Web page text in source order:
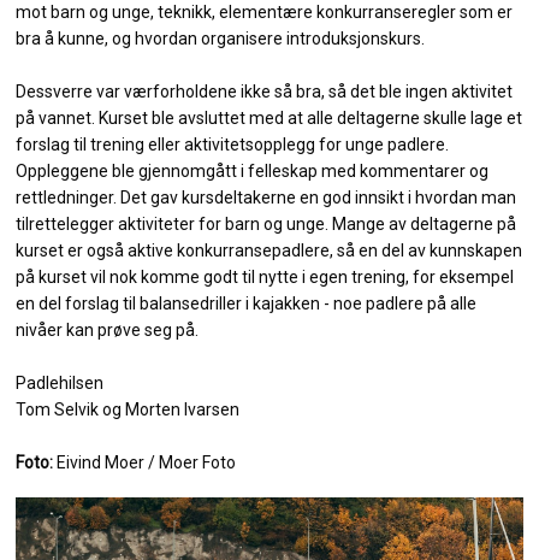
mot barn og unge, teknikk, elementære konkurranseregler som er
bra å kunne, og hvordan organisere introduksjonskurs.
Dessverre var værforholdene ikke så bra, så det ble ingen aktivitet
på vannet. Kurset ble avsluttet med at alle deltagerne skulle lage et
forslag til trening eller aktivitetsopplegg for unge padlere.
Oppleggene ble gjennomgått i felleskap med kommentarer og
rettledninger. Det gav kursdeltakerne en god innsikt i hvordan man
tilrettelegger aktiviteter for barn og unge. Mange av deltagerne på
kurset er også aktive konkurransepadlere, så en del av kunnskapen
på kurset vil nok komme godt til nytte i egen trening, for eksempel
en del forslag til balansedriller i kajakken - noe padlere på alle
nivåer kan prøve seg på.
Padlehilsen
Tom Selvik og Morten Ivarsen
Foto: Eivind Moer / Moer Foto